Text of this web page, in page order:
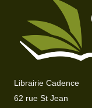
Librairie Cadence
62 rue St Jean